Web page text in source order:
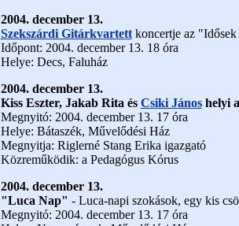
2004. december 13.
Szekszárdi Gitárkvartettkoncertje az "Idősek
Időpont: 2004. december 13. 18 óra
Helye: Decs, Faluház
2004. december 13.
Kiss Eszter, Jakab Rita és Csiki Jánoshelyi
Megnyitó: 2004. december 13. 17 óra
Helye: Bátaszék, Művelődési Ház
Megnyitja: Riglerné Stang Erika igazgató
Közreműködik: a Pedagógus Kórus
2004. december 13.
"Luca Nap" - Luca-napi szokások, egy kis
Megnyitó: 2004. december 13. 17 óra